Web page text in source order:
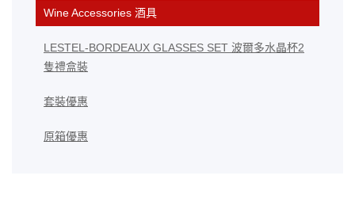
Wine Accessories 酒具
LESTEL-BORDEAUX GLASSES SET 波爾多水晶杯2
隻禮盒裝
套裝優惠
原箱優惠